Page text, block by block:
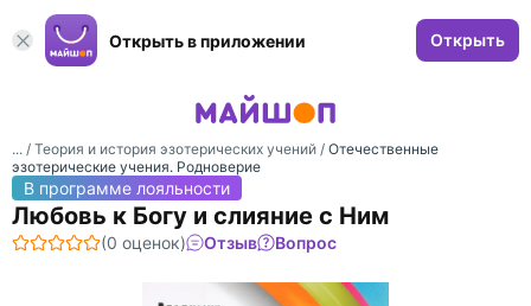
Открыть в приложении Открыть
... / Теория и история эзотерических учений / Отечественные
эзотерические учения. Родноверие
В программе лояльности
Любовь к Богу и слияние с Ним
(0 оценок) Отзыв Вопрос